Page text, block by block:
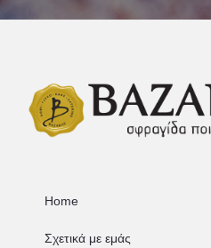
Home
Σχετικά με εμάς